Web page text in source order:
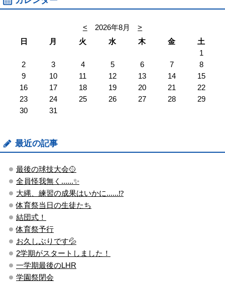
< 2026年8月
>
日
月 火 水 木 金
土
1
2
3 4 5 6 7
8
9
10 11 12 13 14
15
16
17 18 19 20 21
22
23
24 25 26 27 28
29
30
31
最近の記事
最後の球技大会🥎
全員怪我無く......✨
大縄、練習の成果はいかに......⁉
体育祭当日の生徒たち
結団式！
体育祭予行
お久しぶりです💦
2学期がスタートしました！
一学期最後のLHR
学園祭閉会